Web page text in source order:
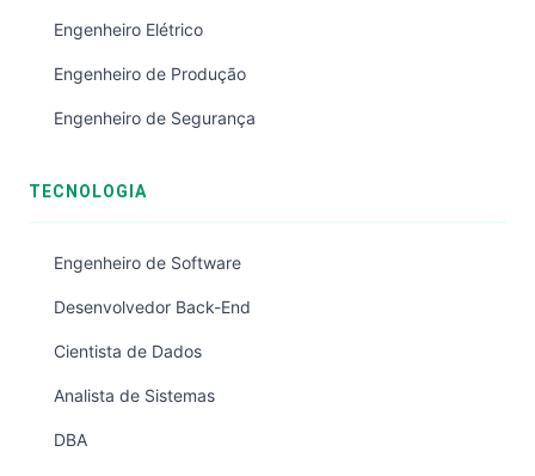
Engenheiro Elétrico
Engenheiro de Produção
Engenheiro de Segurança
TECNOLOGIA
Engenheiro de Software
Desenvolvedor Back-End
Cientista de Dados
Analista de Sistemas
DBA